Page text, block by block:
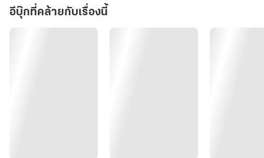
อีบุ๊กที่คล้ายกับเรื่องนี้